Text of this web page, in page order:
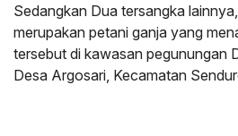
Sedangkan Dua tersangka
merupakan petani ganja yang
tersebut di kawasan pegunungan
Desa Argosari, Kecamatan